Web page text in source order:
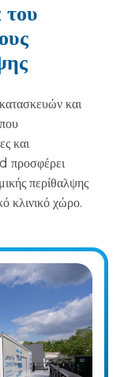
και
και
προσφέρει
περίθαλψης
κλινικό χώρο.